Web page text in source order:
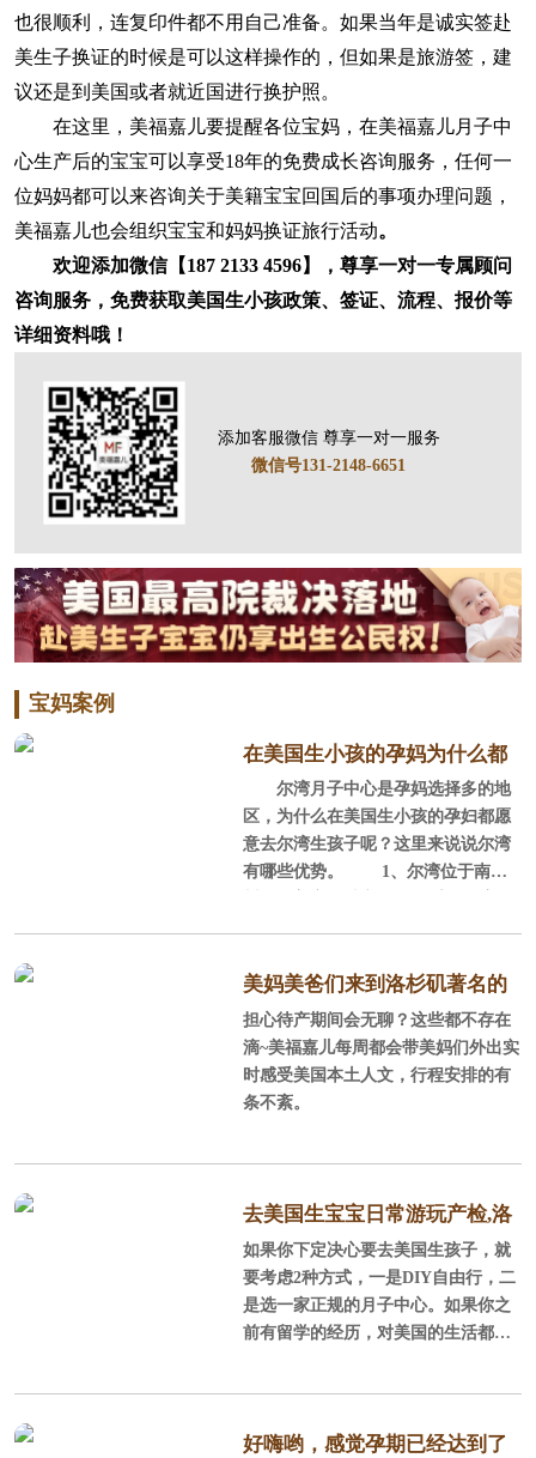
也很顺利，连复印件都不用自己准备。如果当年是诚实签赴
美生子换证的时候是可以这样操作的，但如果是旅游签，建
议还是到美国或者就近国进行换护照。
在这里，美福嘉儿要提醒各位宝妈，在美福嘉儿月子中
心生产后的宝宝可以享受18年的免费成长咨询服务，任何一
位妈妈都可以来咨询关于美籍宝宝回国后的事项办理问题，
美福嘉儿也会组织宝宝和妈妈换证旅行活动。
欢迎添加微信【187 2133 4596】，尊享一对一专属顾问
咨询服务，免费获取美国生小孩政策、签证、流程、报价等
详细资料哦！
添加客服微信 尊享一对一服务
微信号131-2148-6651
宝妈案例
在美国生小孩的孕妈为什么都
选尔湾？
尔湾月子中心是孕妈选择多的地
区，为什么在美国生小孩的孕妇都愿
意去尔湾生孩子呢？这里来说说尔湾
有哪些优势。 1、尔湾位于南加
靠广大的圣塔安娜山脉，这里阳光充
沛，气候温和，风景秀丽，环境优
美，平均每年286天的晴天，平均每年
降雨量300mm，年平均气温为17.
2℃，很适合孕产妈妈休养生息。
美妈美爸们来到洛杉矶著名的
staples球场感受NBA球赛
担心待产期间会无聊？这些都不存在
滴~美福嘉儿每周都会带美妈们外出实
时感受美国本土人文，行程安排的有
条不紊。
去美国生宝宝日常游玩产检,洛
杉矶待产记
如果你下定决心要去美国生孩子，就
要考虑2种方式，一是DIY自由行，二
是选一家正规的月子中心。如果你之
前有留学的经历，对美国的生活都还
公停止工作，陪产的性价比不如找个
好嗨哟，感觉孕期已经达到了